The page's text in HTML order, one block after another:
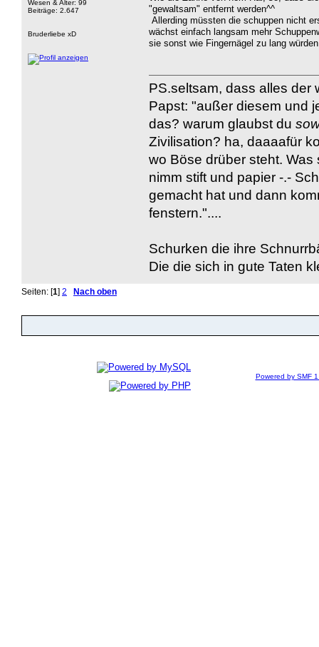
Wesen & Alter: 99
Beiträge: 2.647
Bruderliebe xD
"gewaltsam" entfernt werden^^
Allerding müssten die schuppen nicht
wächst einfach langsam mehr
sie sonst wie Fingernägel zu lang
PS.seltsam, dass alles der
Papst: "außer diesem und
das? warum glaubst du
Zivilisation? ha, daaaafür
wo Böse drüber steht.
nimm stift und papier -.-
gemacht hat und dann
fenstern."....
Schurken die ihre
Die die sich in gute Taten
Seiten: [1] 2 Nach oben
Powered by SMF